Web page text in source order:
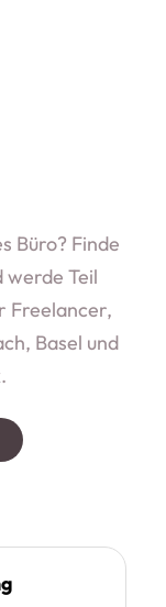
Büro? Finde
werde Teil
Freelancer,
Basel und